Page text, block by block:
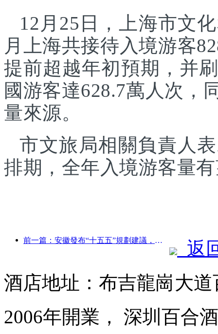
12月25日，上海市文
月上海共接待入境游客
提前超越年初預期，并
國游客達628.7萬人次，
量來源。
市文旅局相關負責人
排期，全年入境游客量
前一篇：安徽發布“十五五”規劃建議，把文化旅游業打造成為支柱產業
返
酒店地址：布吉龍崗大
2006年開業， 深圳百